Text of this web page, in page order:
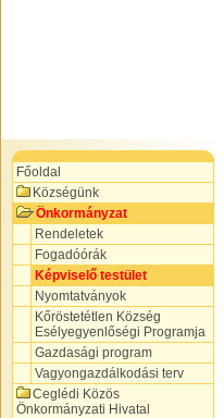
Főoldal
Községünk
Önkormányzat
Rendeletek
Fogadóórák
Képviselő testület
Nyomtatványok
Kőröstetétlen Község
Esélyegyenlőségi Programja
Gazdasági program
Vagyongazdálkodási terv
Ceglédi Közös
Önkormányzati Hivatal